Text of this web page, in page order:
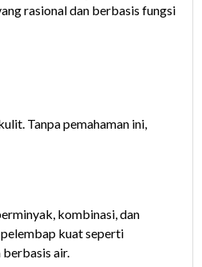
rasional dan berbasis fungsi
Tanpa pemahaman ini,
kombinasi, dan
kuat seperti
air.